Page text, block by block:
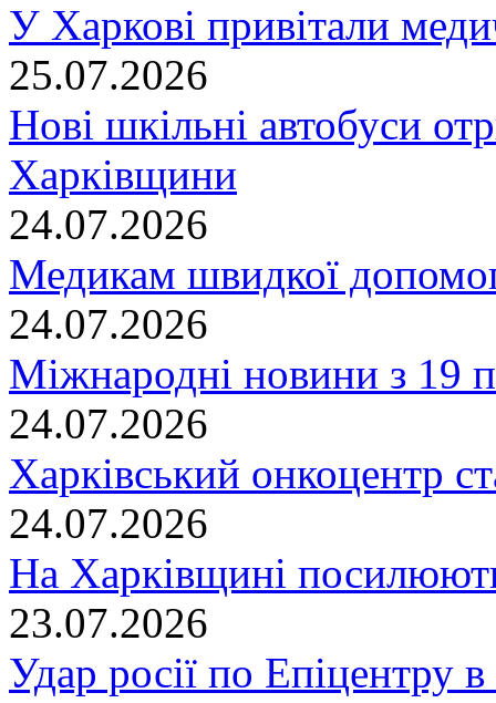
У Харкові привітали
25.07.2026
Нові шкільні автобуси
Харківщини
24.07.2026
Медикам швидкої
24.07.2026
Міжнародні новини з 19
24.07.2026
Харківський онкоцентр
24.07.2026
На Харківщині
23.07.2026
Удар росії по Епіцентру